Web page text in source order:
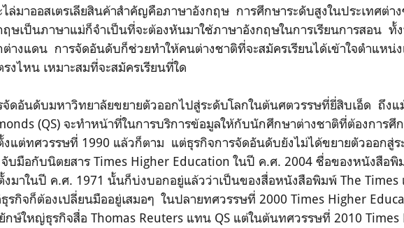
ไล่มาออสเตรเลียสินค้าสำคัญคือภาษาอังกฤษ การศึกษาระดับสูงในประเทศต่า
ฤษเป็นภาษาแม่ก็จำเป็นที่จะต้องหันมาใช้ภาษาอังกฤษในการเรียนการสอน ทั้
ต่างแดน การจัดอันดับก็ช่วยทำให้คนต่างชาติที่จะสมัครเรียนได้เข้าใจตำแหน่
รงไหน เหมาะสมที่จะสมัครเรียนที่ใด
จัดอันดับมหาวิทยาลัยขยายตัวออกไปสู่ระดับโลกในต้นศตวรรษที่ยี่สิบเอ็ด ถึงแ
(QS) จะทำหน้าที่ในการบริการข้อมูลให้กับนักศึกษาต่างชาติที่ต้องการศึ
งแต่ทศวรรษที่ 1990 แล้วก็ตาม แต่ธุรกิจการจัดอันดับยังไม่ได้ขยายตัวออกสู่ร
จับมือกับนิตยสาร Times Higher Education ในปี ค.ศ. 2004 ชื่อของหนังสือ
งมาในปี ค.ศ. 1971 นั้นก็บ่งบอกอยู่แล้วว่าเป็นของสื่อหนังสือพิมพ์ The Times
รกิจก็ต้องเปลี่ยนมืออยู่เสมอๆ ในปลายทศวรรษที่ 2000 Times Higher
กษ์ใหญ่ธุรกิจสื่อ Thomas Reuters แทน QS แต่ในต้นทศวรรษที่ 2010 Times